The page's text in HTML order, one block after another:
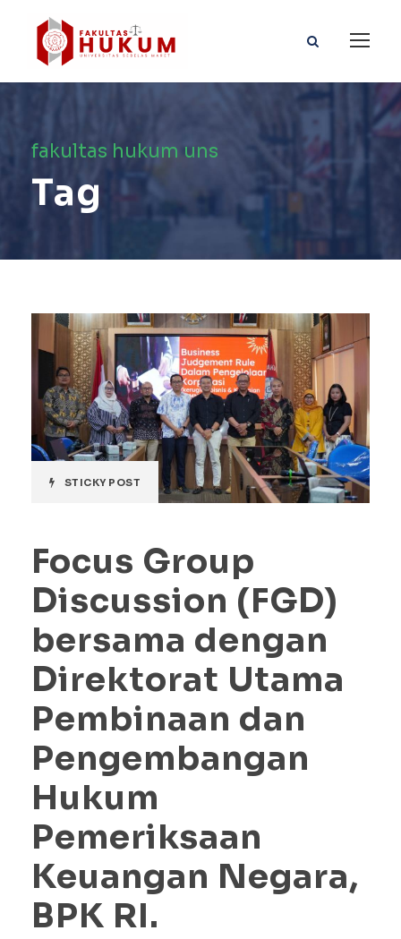
fakultas hukum uns
Tag
STICKY POST
Focus Group
Discussion (FGD)
bersama dengan
Direktorat Utama
Pembinaan dan
Pengembangan
Hukum
Pemeriksaan
Keuangan Negara,
BPK RI.